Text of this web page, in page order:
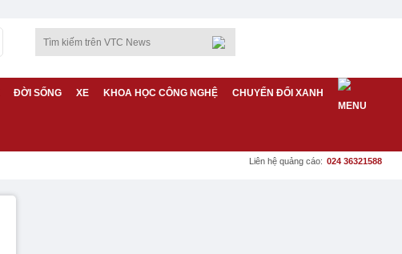
ĐỜI SỐNG XE KHOA HỌC CÔNG NGHỆ CHUYỂN ĐỔI XANH
Liên hệ quảng cáo: 024 36321588